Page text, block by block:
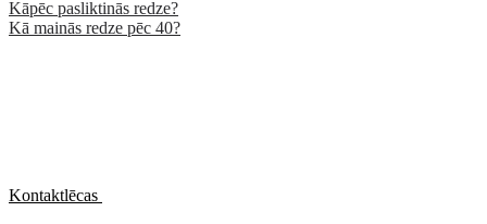
Kāpēc pasliktinās redze?
Kā mainās redze pēc 40?
Kontaktlēcas